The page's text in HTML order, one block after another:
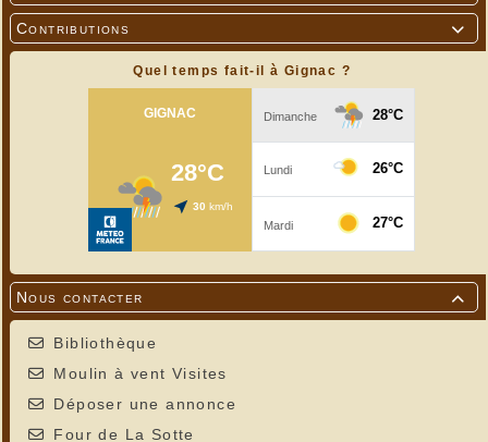

Contributions
Quel temps fait-il à Gignac ?

Nous contacter
Bibliothèque
Moulin à vent Visites
Déposer une annonce
Four de La Sotte